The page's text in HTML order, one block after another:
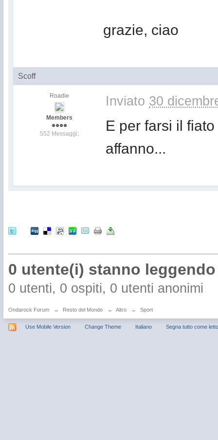
grazie, ciao
Scoff
Roadie
Members
552 Messaggi:
Inviato 30
E per farsi il
affanno...
0 utente(i) stanno
0 utenti, 0 ospiti, 0 utenti anonimi
Ondarock Forum → Resto del Mondo → Altro → Sport
Use Mobile Version Change Theme Italiano Segna tutto come letto